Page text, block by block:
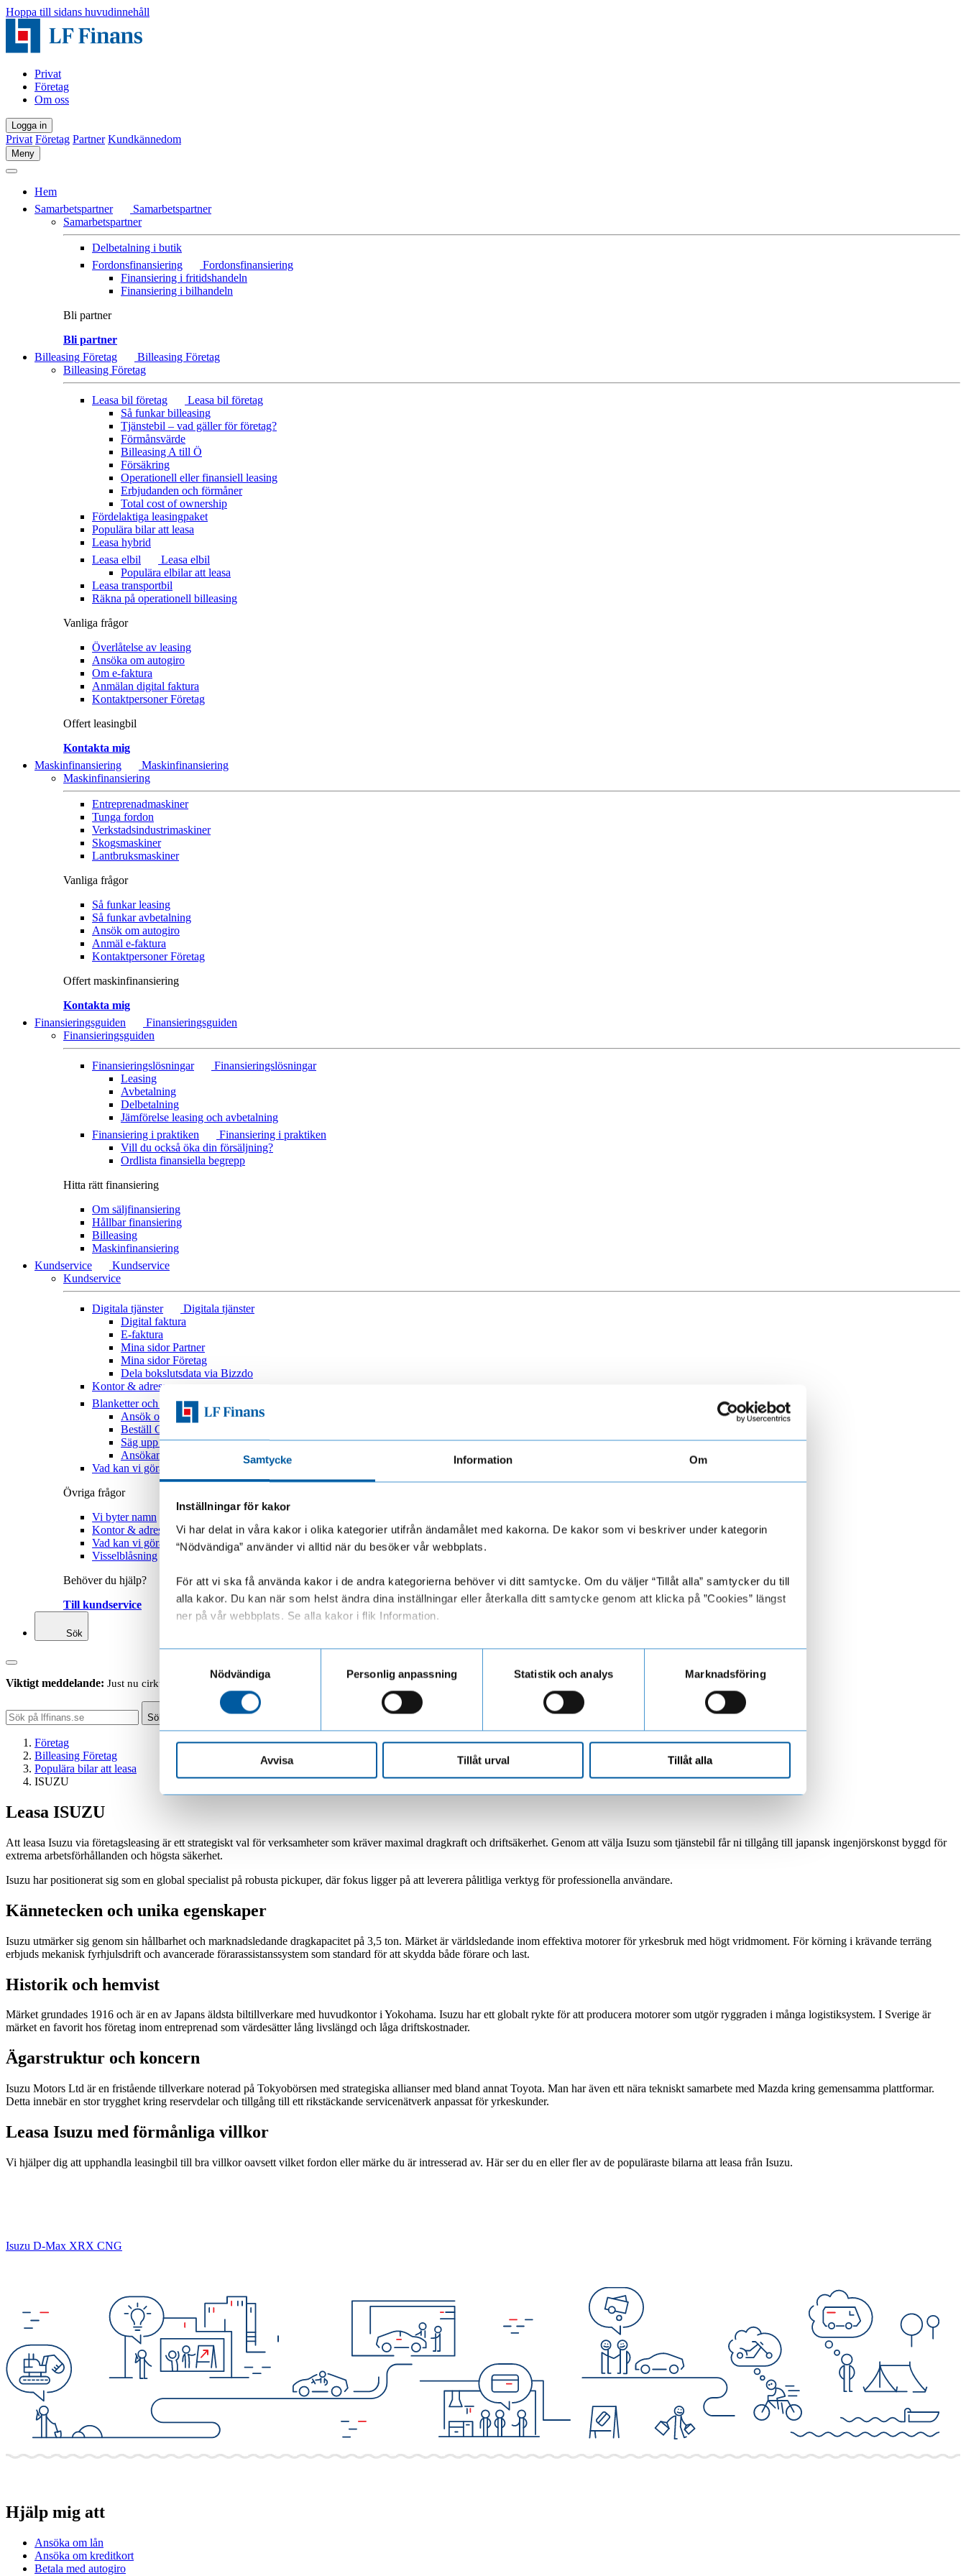
Samtycke Information Om
Inställningar för kakor
Vi har delat in våra kakor i olika kategorier utifrån ändamålet med kakorna. De kakor som vi beskriver under kategorin
“Nödvändiga” använder vi alltid när du besöker vår webbplats.
För att vi ska få använda kakor i de andra kategorierna behöver vi ditt samtycke. Om du väljer “Tillåt alla” samtycker du till
alla kakor. Du kan när som helst ändra dina inställningar eller återkalla ditt samtycke genom att klicka på ”Cookies” längst
ner på vår webbplats. Se alla kakor i flik Information.
Läs mer om hur vi behandlar personuppgifter när du besöker vår webbplats
Nödvändiga
Personlig anpassning Statistik och analys Marknadsföring
Avvisa Tillåt urval Tillåt alla
Hoppa till sidans huvudinnehåll
Privat
Företag
Om oss
Logga in
Privat Företag Partner Kundkännedom
Meny
Hem
Samarbetspartner
Samarbetspartner
Samarbetspartner
Delbetalning i butik
Fordonsfinansiering
Fordonsfinansiering
Finansiering i fritidshandeln
Finansiering i bilhandeln
Bli partner
Bli partner
Billeasing Företag
Billeasing Företag
Billeasing Företag
Leasa bil företag
Leasa bil företag
Så funkar billeasing
Tjänstebil – vad gäller för företag?
Förmånsvärde
Billeasing A till Ö
Försäkring
Operationell eller finansiell leasing
Erbjudanden och förmåner
Total cost of ownership
Fördelaktiga leasingpaket
Populära bilar att leasa
Leasa hybrid
Leasa elbil
Leasa elbil
Populära elbilar att leasa
Leasa transportbil
Räkna på operationell billeasing
Vanliga frågor
Överlåtelse av leasing
Ansöka om autogiro
Om e-faktura
Anmälan digital faktura
Kontaktpersoner Företag
Offert leasingbil
Kontakta mig
Maskinfinansiering
Maskinfinansiering
Maskinfinansiering
Entreprenadmaskiner
Tunga fordon
Verkstadsindustrimaskiner
Skogsmaskiner
Lantbruksmaskiner
Vanliga frågor
Så funkar leasing
Så funkar avbetalning
Ansök om autogiro
Anmäl e-faktura
Kontaktpersoner Företag
Offert maskinfinansiering
Kontakta mig
Finansieringsguiden
Finansieringsguiden
Finansieringsguiden
Finansieringslösningar
Finansieringslösningar
Leasing
Avbetalning
Delbetalning
Jämförelse leasing och avbetalning
Finansiering i praktiken
Finansiering i praktiken
Vill du också öka din försäljning?
Ordlista finansiella begrepp
Hitta rätt finansiering
Om säljfinansiering
Hållbar finansiering
Billeasing
Maskinfinansiering
Kundservice
Kundservice
Kundservice
Digitala tjänster
Digitala tjänster
Digital faktura
E-faktura
Mina sidor Partner
Mina sidor Företag
Dela bokslutsdata via Bizzdo
Kontor & adresser
Blanketter och formulär
Ansök om Mina sidor
Beställ Grönt kort
Säg upp hyresavtal
Ansökan – ändra borgensman
Vad kan vi göra bättre
Övriga frågor
Vi byter namn
Kontor & adresser
Vad kan vi göra bättre?
Visselblåsning
Behöver du hjälp?
Till kundservice
Sök
Viktigt meddelande: Just nu cirkulerar falska sms som ser ut att komma från LF Finans. Så skyddar du dig >
Sök
Företag
Billeasing Företag
Populära bilar att leasa
ISUZU
Leasa ISUZU
Att leasa Isuzu via företagsleasing är ett strategiskt val för verksamheter som kräver maximal dragkraft och driftsäkerhet. Genom att välja Isuzu som tjänstebil får ni tillgång till japansk ingenjörskonst byggd för
extrema arbetsförhållanden och högsta säkerhet.
Isuzu har positionerat sig som en global specialist på robusta pickuper, där fokus ligger på att leverera pålitliga verktyg för professionella användare.
Kännetecken och unika egenskaper
Isuzu utmärker sig genom sin hållbarhet och marknadsledande dragkapacitet på 3,5 ton. Märket är världsledande inom effektiva motorer för yrkesbruk med högt vridmoment. För körning i krävande terräng
erbjuds mekanisk fyrhjulsdrift och avancerade förarassistanssystem som standard för att skydda både förare och last.
Historik och hemvist
Märket grundades 1916 och är en av Japans äldsta biltillverkare med huvudkontor i Yokohama. Isuzu har ett globalt rykte för att producera motorer som utgör ryggraden i många logistiksystem. I Sverige är
märket en favorit hos företag inom entreprenad som värdesätter lång livslängd och låga driftskostnader.
Ägarstruktur och koncern
Isuzu Motors Ltd är en fristående tillverkare noterad på Tokyobörsen med strategiska allianser med bland annat Toyota. Man har även ett nära tekniskt samarbete med Mazda kring gemensamma plattformar.
Detta innebär en stor trygghet kring reservdelar och tillgång till ett rikstäckande servicenätverk anpassat för yrkeskunder.
Leasa Isuzu med förmånliga villkor
Vi hjälper dig att upphandla leasingbil till bra villkor oavsett vilket fordon eller märke du är intresserad av. Här ser du en eller fler av de populäraste bilarna att leasa från Isuzu.
Isuzu D-Max XRX CNG
Hjälp mig att
Ansöka om lån
Ansöka om kreditkort
Betala med autogiro